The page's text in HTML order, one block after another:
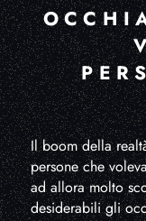
Il boom della
persone che
ad allora molto
desiderabili gli